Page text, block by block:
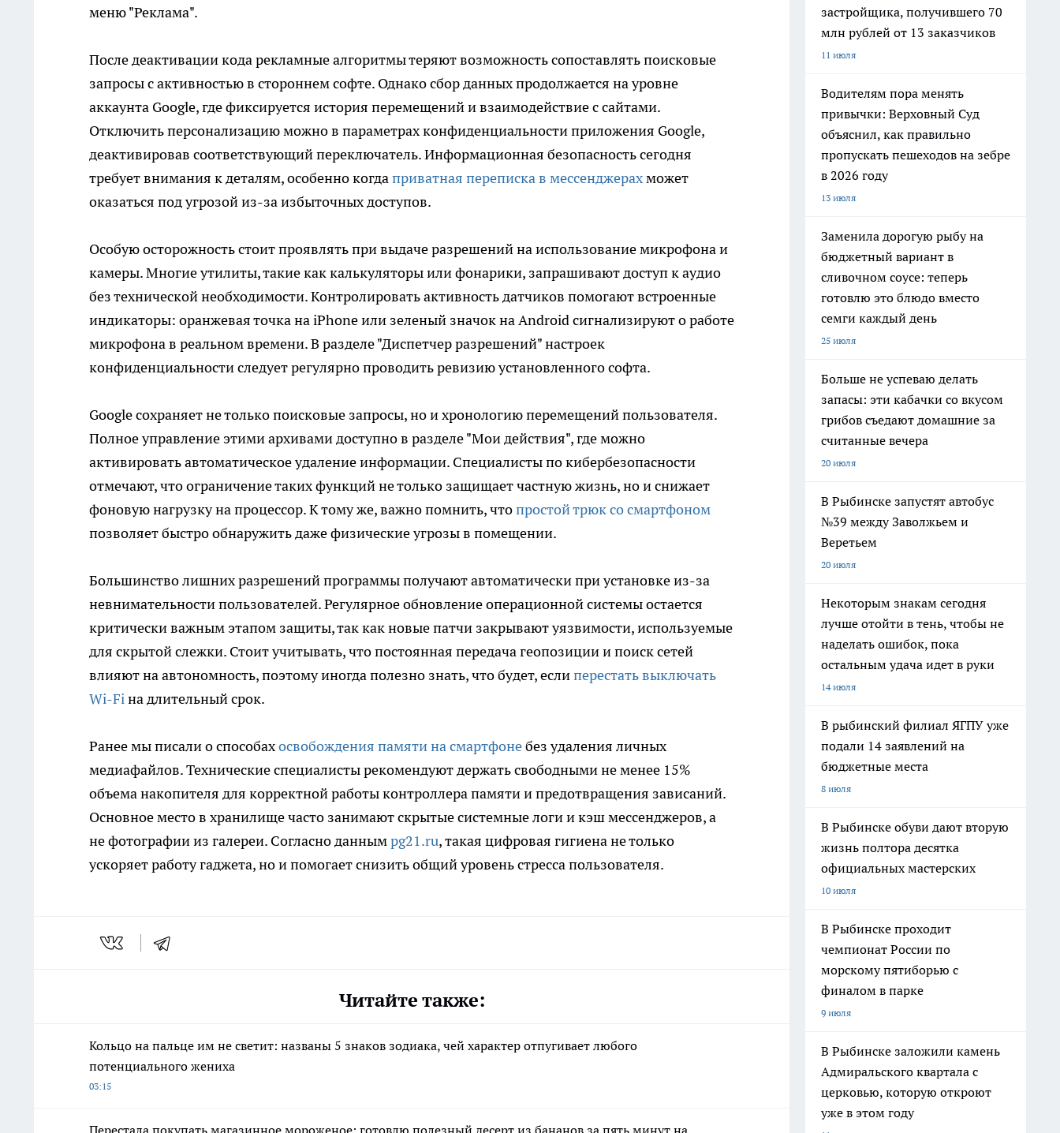
меню "Реклама".
После деактивации кода рекламные алгоритмы теряют возможность сопоставлять поисковые
запросы с активностью в стороннем софте. Однако сбор данных продолжается на уровне
аккаунта Google, где фиксируется история перемещений и взаимодействие с сайтами.
Отключить персонализацию можно в параметрах конфиденциальности приложения Google,
деактивировав соответствующий переключатель. Информационная безопасность сегодня
требует внимания к деталям, особенно когдаприватная переписка в мессенджерахможет
оказаться под угрозой из-за избыточных доступов.
Особую осторожность стоит проявлять при выдаче разрешений на использование микрофона и
камеры. Многие утилиты, такие как калькуляторы или фонарики, запрашивают доступ к аудио
без технической необходимости. Контролировать активность датчиков помогают встроенные
индикаторы: оранжевая точка на iPhone или зеленый значок на Android сигнализируют о работе
микрофона в реальном времени. В разделе "Диспетчер разрешений" настроек
конфиденциальности следует регулярно проводить ревизию установленного софта.
Google сохраняет не только поисковые запросы, но и хронологию перемещений пользователя.
Полное управление этими архивами доступно в разделе "Мои действия", где можно
активировать автоматическое удаление информации. Специалисты по кибербезопасности
отмечают, что ограничение таких функций не только защищает частную жизнь, но и снижает
фоновую нагрузку на процессор. К тому же, важно помнить, чтопростой трюк со смартфоном
позволяет быстро обнаружить даже физические угрозы в помещении.
Большинство лишних разрешений программы получают автоматически при установке из-за
невнимательности пользователей. Регулярное обновление операционной системы остается
критически важным этапом защиты, так как новые патчи закрывают уязвимости, используемые
для скрытой слежки. Стоит учитывать, что постоянная передача геопозиции и поиск сетей
влияют на автономность, поэтому иногда полезно знать, что будет, еслиперестать выключать
Wi-Fiна длительный срок.
Ранее мы писали о способахосвобождения памяти на смартфонебез удаления личных
медиафайлов. Технические специалисты рекомендуют держать свободными не менее 15%
объема накопителя для корректной работы контроллера памяти и предотвращения зависаний.
Основное место в хранилище часто занимают скрытые системные логи и кэш мессенджеров, а
не фотографии из галереи. Согласно даннымpg21.ru, такая цифровая гигиена не только
ускоряет работу гаджета, но и помогает снизить общий уровень стресса пользователя.
Читайте также:
Кольцо на пальце им не светит: названы 5 знаков зодиака, чей характер отпугивает любого
потенциального жениха
03:15
застройщика, получившего 70
млн рублей от 13 заказчиков
11 июля
Водителям пора менять
привычки: Верховный Суд
объяснил, как правильно
пропускать пешеходов на зебре
в 2026 году
13 июля
Заменила дорогую рыбу на
бюджетный вариант в
сливочном соусе: теперь
готовлю это блюдо вместо
семги каждый день
25 июля
Больше не успеваю делать
запасы: эти кабачки со вкусом
грибов съедают домашние за
считанные вечера
20 июля
В Рыбинске запустят автобус
№39 между Заволжьем и
Веретьем
20 июля
Некоторым знакам сегодня
лучше отойти в тень, чтобы не
наделать ошибок, пока
остальным удача идет в руки
14 июля
В рыбинский филиал ЯГПУ уже
подали 14 заявлений на
бюджетные места
8 июля
В Рыбинске обуви дают вторую
жизнь полтора десятка
официальных мастерских
10 июля
В Рыбинске проходит
чемпионат России по
морскому пятиборью с
финалом в парке
9 июля
В Рыбинске заложили камень
Адмиральского квартала с
церковью, которую откроют
уже в этом году